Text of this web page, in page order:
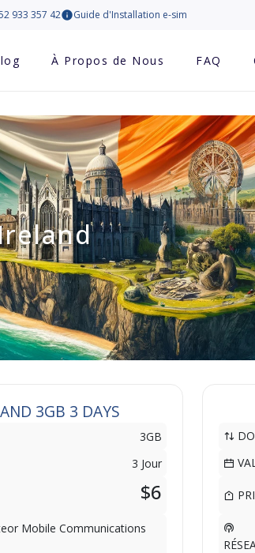
933 357 42 Guide d'Installation e-sim
À Propos de Nous FAQ
3GB 3 DAYS
3GB
3 Jour
$6
Mobile Communications